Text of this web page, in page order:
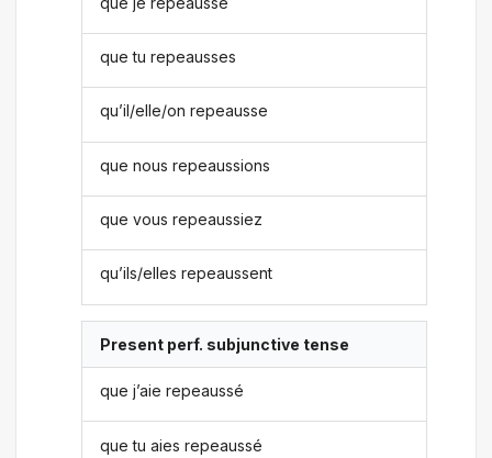
que tu repeausses
qu’il/elle/on repeausse
que nous repeaussions
que vous repeaussiez
qu’ils/elles repeaussent
Present perf. subjunctive tense
que j’aie repeaussé
que tu aies repeaussé